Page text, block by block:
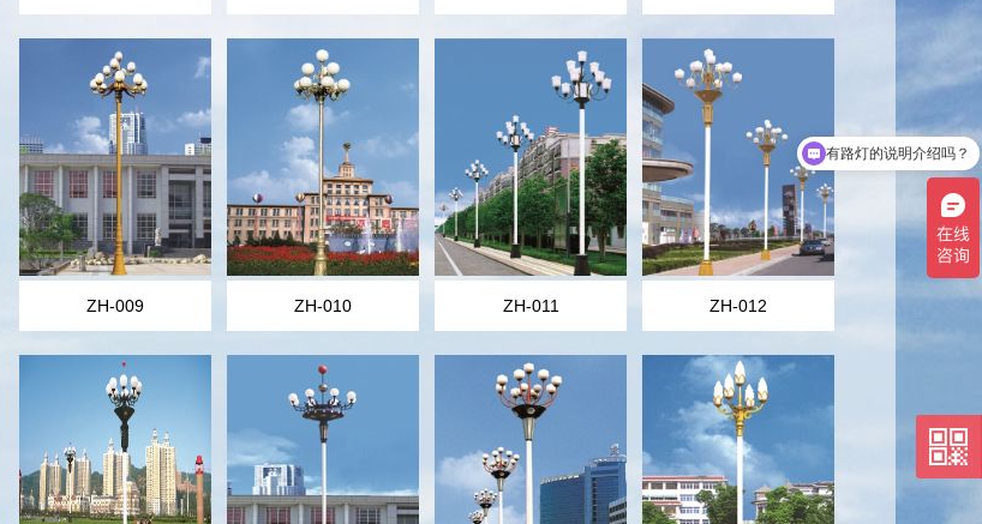
ZH-009 ZH-010 ZH-011 ZH-012
有路灯的说明介绍吗？
在吗？